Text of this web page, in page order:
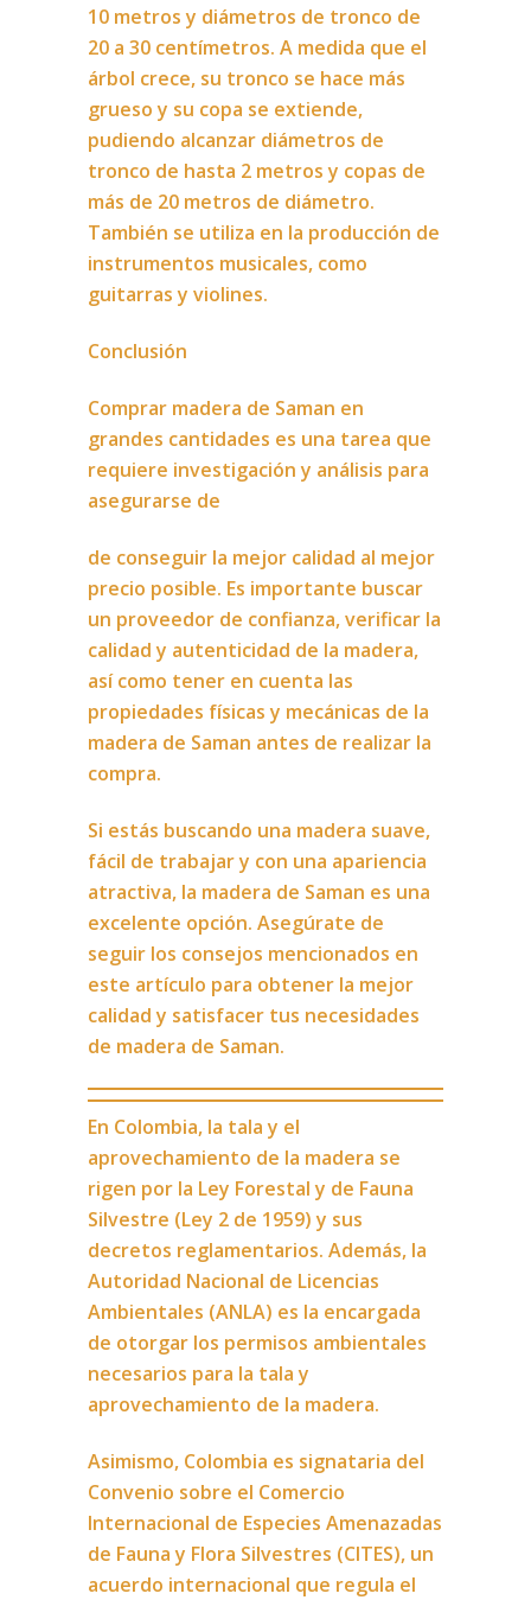
10 metros y diámetros de tronco de
20 a 30 centímetros. A medida que el
árbol crece, su tronco se hace más
grueso y su copa se extiende,
pudiendo alcanzar diámetros de
tronco de hasta 2 metros y copas de
más de 20 metros de diámetro.
También se utiliza en la producción de
instrumentos musicales, como
guitarras y violines.
Conclusión
Comprar madera de Saman en
grandes cantidades es una tarea que
requiere investigación y análisis para
asegurarse de
de conseguir la mejor calidad al mejor
precio posible. Es importante buscar
un proveedor de confianza, verificar la
calidad y autenticidad de la madera,
así como tener en cuenta las
propiedades físicas y mecánicas de la
madera de Saman antes de realizar la
compra.
Si estás buscando una madera suave,
fácil de trabajar y con una apariencia
atractiva, la madera de Saman es una
excelente opción. Asegúrate de
seguir los consejos mencionados en
este artículo para obtener la mejor
calidad y satisfacer tus necesidades
de madera de Saman.
En Colombia, la tala y el
aprovechamiento de la madera se
rigen por la Ley Forestal y de Fauna
Silvestre (Ley 2 de 1959) y sus
decretos reglamentarios. Además, la
Autoridad Nacional de Licencias
Ambientales (ANLA) es la encargada
de otorgar los permisos ambientales
necesarios para la tala y
aprovechamiento de la madera.
Asimismo, Colombia es signataria del
Convenio sobre el Comercio
Internacional de Especies Amenazadas
de Fauna y Flora Silvestres (CITES), un
acuerdo internacional que regula el